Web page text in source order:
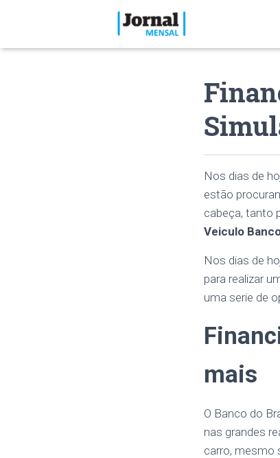
Nos dias de
estão
cabeça, tanto
Veiculo
Nos dias de
para realizar
uma serie de
mais
O Banco do
nas grandes
carro, mesmo